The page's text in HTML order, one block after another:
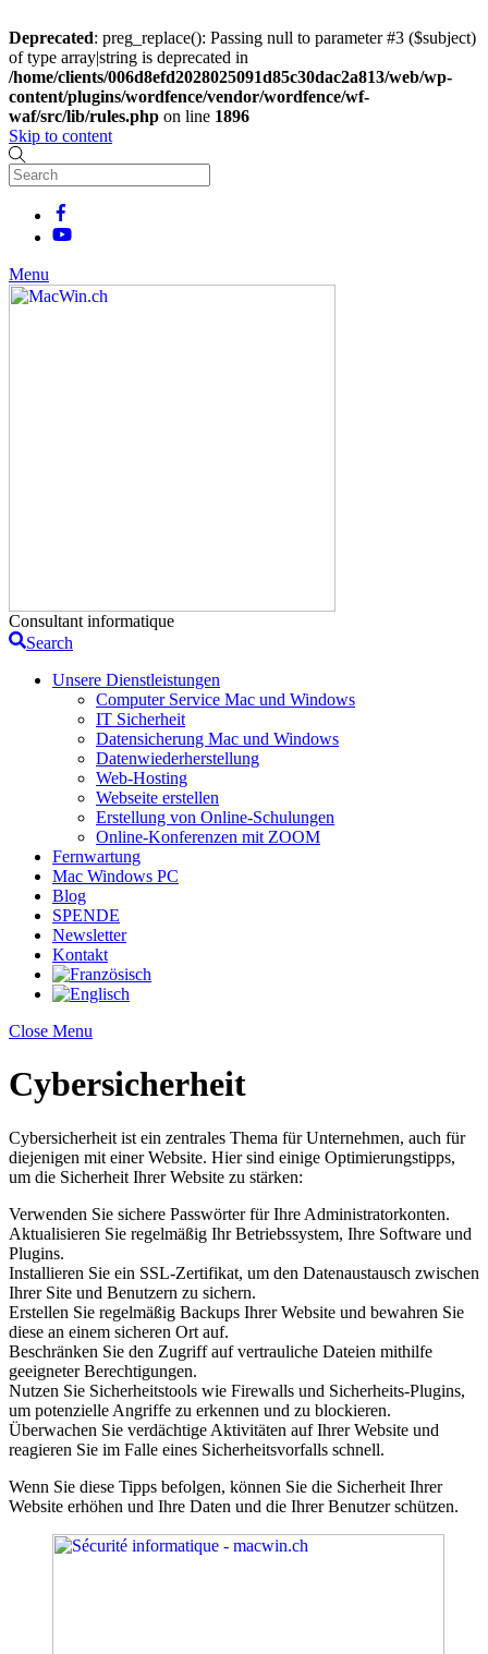
Deprecated: preg_replace(): Passing null to parameter #3 ($subject)
of type array|string is deprecated in
/home/clients/006d8efd2028025091d85c30dac2a813/web/wp-
content/plugins/wordfence/vendor/wordfence/wf-
waf/src/lib/rules.php on line 1896
Skip to content
Menu
Consultant informatique
Search
Unsere Dienstleistungen
Computer Service Mac und Windows
IT Sicherheit
Datensicherung Mac und Windows
Datenwiederherstellung
Web-Hosting
Webseite erstellen
Erstellung von Online-Schulungen
Online-Konferenzen mit ZOOM
Fernwartung
Mac Windows PC
Blog
SPENDE
Newsletter
Kontakt
Close Menu
Cybersicherheit
Cybersicherheit ist ein zentrales Thema für Unternehmen, auch für
diejenigen mit einer Website. Hier sind einige Optimierungstipps,
um die Sicherheit Ihrer Website zu stärken:
Verwenden Sie sichere Passwörter für Ihre Administratorkonten.
Aktualisieren Sie regelmäßig Ihr Betriebssystem, Ihre Software und
Plugins.
Installieren Sie ein SSL-Zertifikat, um den Datenaustausch zwischen
Ihrer Site und Benutzern zu sichern.
Erstellen Sie regelmäßig Backups Ihrer Website und bewahren Sie
diese an einem sicheren Ort auf.
Beschränken Sie den Zugriff auf vertrauliche Dateien mithilfe
geeigneter Berechtigungen.
Nutzen Sie Sicherheitstools wie Firewalls und Sicherheits-Plugins,
um potenzielle Angriffe zu erkennen und zu blockieren.
Überwachen Sie verdächtige Aktivitäten auf Ihrer Website und
reagieren Sie im Falle eines Sicherheitsvorfalls schnell.
Wenn Sie diese Tipps befolgen, können Sie die Sicherheit Ihrer
Website erhöhen und Ihre Daten und die Ihrer Benutzer schützen.